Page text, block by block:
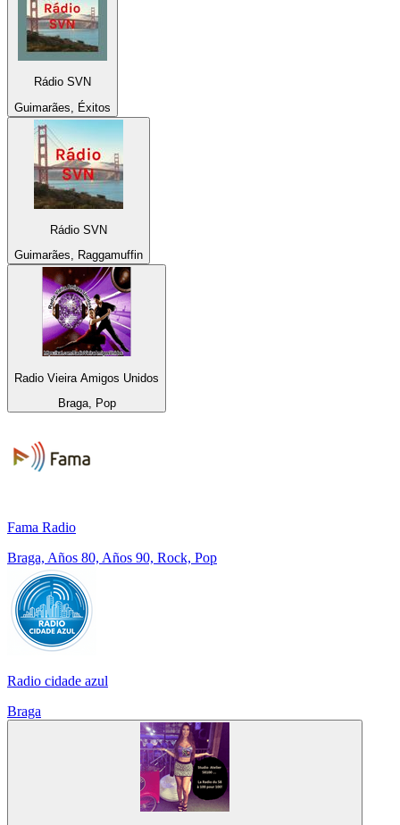
Rádio SVN
Guimarães, Éxitos
Rádio SVN
Guimarães, Raggamuffin
Radio Vieira Amigos Unidos
Braga, Pop
Fama Radio
Braga, Años 80, Años 90, Rock, Pop
Radio cidade azul
Braga